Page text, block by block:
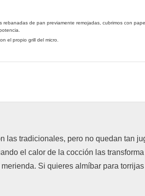
de pan previamente remojadas, cubrimos con
el propio grill del micro.
las tradicionales, pero no quedan tan
el calor de la cocción las
Si quieres almíbar para torrijas